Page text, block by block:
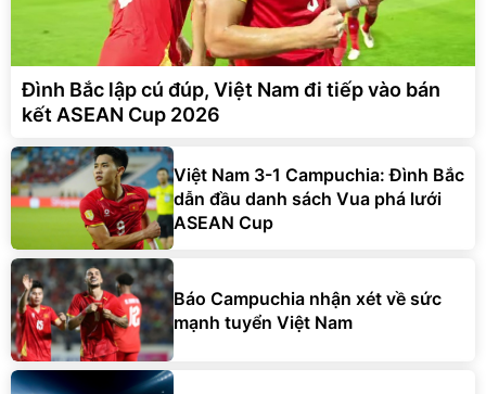
Đình Bắc lập cú đúp, Việt Nam đi tiếp vào bán
kết ASEAN Cup 2026
Việt Nam 3-1 Campuchia: Đình Bắc
dẫn đầu danh sách Vua phá lưới
ASEAN Cup
Báo Campuchia nhận xét về sức
mạnh tuyển Việt Nam